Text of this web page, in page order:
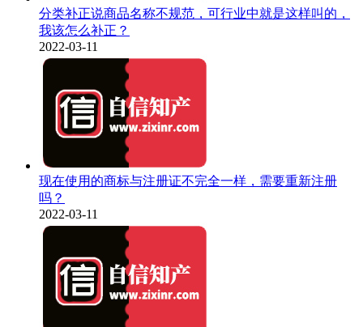
分类补正说商品名称不规范，可行业中就是这样叫的，
我该怎么补正？
2022-03-11
现在使用的商标与注册证不完全一样，需要重新注册
吗？
2022-03-11